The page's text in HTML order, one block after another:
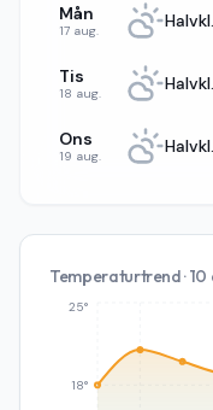
Mån
17 aug.
Tis
18 aug.
Ons
19 aug.
Temperaturtrend · 10
18°
25°